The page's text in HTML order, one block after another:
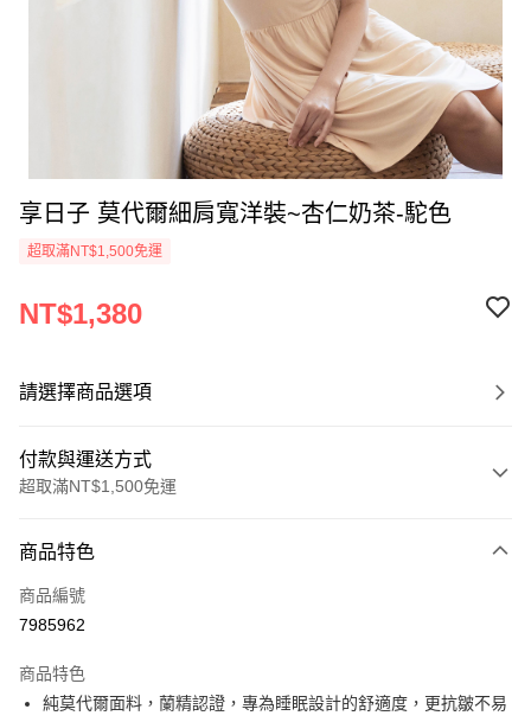
享日子 莫代爾細肩寬洋裝~杏仁奶茶-駝色
超取滿NT$1,500免運
NT$1,380
請選擇商品選項
付款與運送方式
超取滿NT$1,500免運
信用卡一次付款
信用卡分期付款
合作金庫商業銀行
華南商業銀行
彰化商業銀行
超商取貨付款
商品特色
商品編號
7985962
商品特色
純莫代爾面料，蘭精認證，專為睡眠設計的舒適度，更抗皺不易